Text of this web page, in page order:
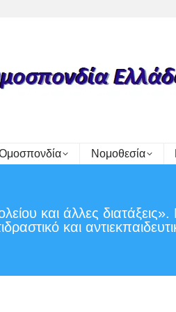
Νομοθεσία
και άλλες
και